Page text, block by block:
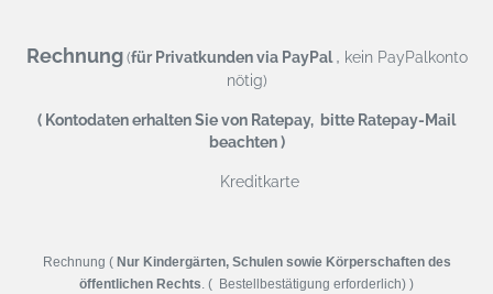
Rechnung (für Privatkunden via PayPal, kein PayPalkonto
nötig)
( Kontodaten erhalten Sie von Ratepay, bitte Ratepay-Mail
beachten )
Kreditkarte
Rechnung ( Nur Kindergärten, Schulen sowie Körperschaften des
öffentlichen Rechts . ( Bestellbestätigung erforderlich) )